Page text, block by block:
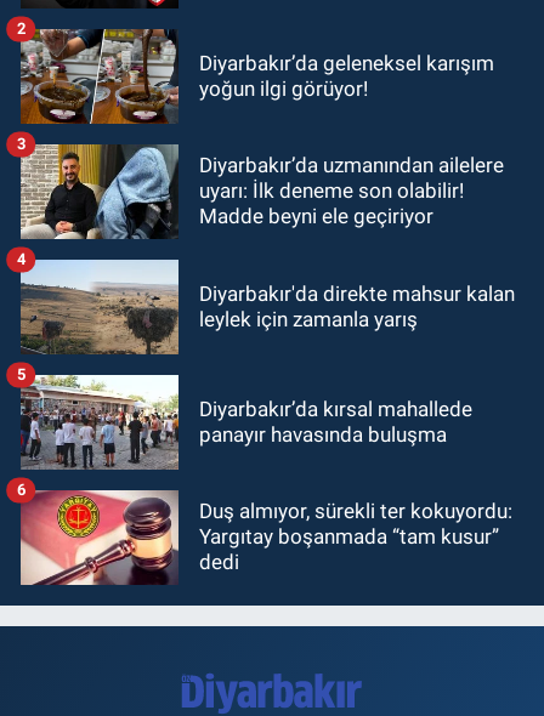
Diyarbakır’da geleneksel karışım
yoğun ilgi görüyor!
2
Diyarbakır’da uzmanından ailelere
uyarı: İlk deneme son olabilir!
Madde beyni ele geçiriyor
3
Diyarbakır'da direkte mahsur kalan
leylek için zamanla yarış
4
Diyarbakır’da kırsal mahallede
panayır havasında buluşma
5
Duş almıyor, sürekli ter kokuyordu:
Yargıtay boşanmada “tam kusur”
dedi
6